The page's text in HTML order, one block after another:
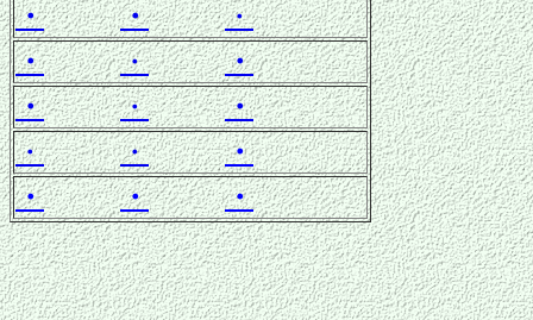
・
・
・
・
・
・
・
・
・
・
・
・
・
・ ・